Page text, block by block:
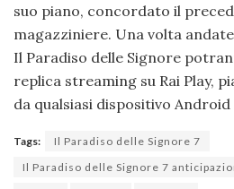
suo piano, concordato il
magazziniere. Una volta
Il Paradiso delle Signore
replica streaming su Rai Play,
da qualsiasi dispositivo
Tags:
Il Paradiso delle Signore 7
Il Paradiso delle Signore 7